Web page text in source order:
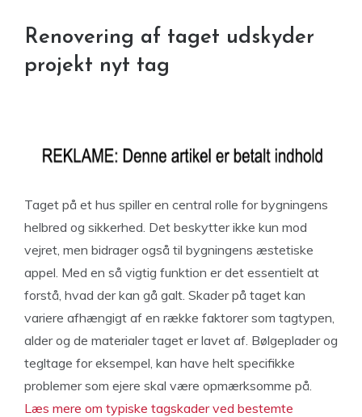
Renovering af taget udskyder
projekt nyt tag
Taget på et hus spiller en central rolle for bygningens
helbred og sikkerhed. Det beskytter ikke kun mod
vejret, men bidrager også til bygningens æstetiske
appel. Med en så vigtig funktion er det essentielt at
forstå, hvad der kan gå galt. Skader på taget kan
variere afhængigt af en række faktorer som tagtypen,
alder og de materialer taget er lavet af. Bølgeplader og
tegltage for eksempel, kan have helt specifikke
problemer som ejere skal være opmærksomme på.
Læs mere om typiske tagskader ved bestemte